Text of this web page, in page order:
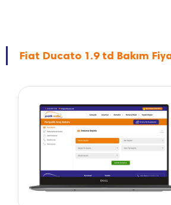
Fiat Ducato 1.9 td Bakım